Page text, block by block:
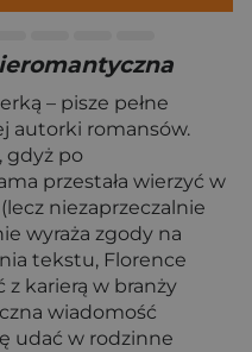
– pisze pełne
autorki romansów.
gdyż po
przestała wierzyć w
niezaprzeczalnie
wyraża zgody na
tekstu, Florence
z karierą w branży
wiadomość
udać w rodzinne